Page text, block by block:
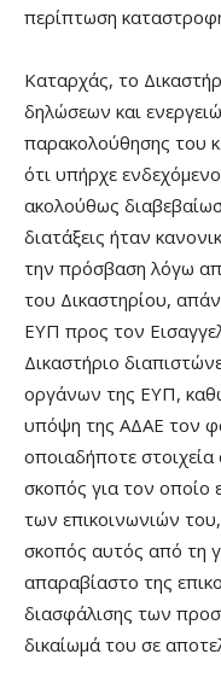
περίπτωση
Καταρχάς, το
δηλώσεων και
παρακολούθησης του
ότι υπήρχε
ακολούθως
διατάξεις ήταν
την πρόσβαση λόγω
του Δικαστηρίου,
ΕΥΠ προς τον
Δικαστήριο
οργάνων της ΕΥΠ,
υπόψη της ΑΔΑΕ τον
οποιαδήποτε
σκοπός για τον οποίο
των επικοινωνιών
σκοπός αυτός από τη
απαραβίαστο της
διασφάλισης των
δικαίωμά του σε